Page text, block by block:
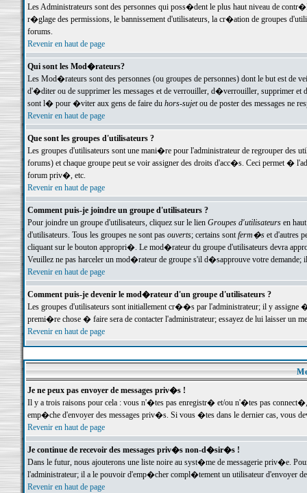
Les Administrateurs sont des personnes qui poss�dent le plus haut niveau de
r�glage des permissions, le bannissement d'utilisateurs, la cr�ation de groupes
forums.
Revenir en haut de page
Qui sont les Mod�rateurs?
Les Mod�rateurs sont des personnes (ou groupes de personnes) dont le but est de
d'�diter ou de supprimer les messages et de verrouiller, d�verrouiller, supprimer
sont l� pour �viter aux gens de faire du hors-sujetou de poster des messages ne
Revenir en haut de page
Que sont les groupes d'utilisateurs ?
Les groupes d'utilisateurs sont une mani�re pour l'administrateur de regrouper des
forums) et chaque groupe peut se voir assigner des droits d'acc�s. Ceci permet
forum priv�, etc.
Revenir en haut de page
Comment puis-je joindre un groupe d'utilisateurs ?
Pour joindre un groupe d'utilisateurs, cliquez sur le lien Groupes d'utilisateursen haut
d'utilisateurs. Tous les groupes ne sont pas ouverts; certains sontferm�set d'autres
cliquant sur le bouton appropri�. Le mod�rateur du groupe d'utilisateurs devra
Veuillez ne pas harceler un mod�rateur de groupe s'il d�sapprouve votre demande;
Revenir en haut de page
Comment puis-je devenir le mod�rateur d'un groupe d'utilisateurs ?
Les groupes d'utilisateurs sont initiallement cr��s par l'administrateur; il y
premi�re chose � faire sera de contacter l'administrateur; essayez de lui laisser un
Revenir en haut de page
Je ne peux pas envoyer de messages priv�s !
Il y a trois raisons pour cela : vous n'�tes pas enregistr� et/ou n'�tes pas
emp�che d'envoyer des messages priv�s. Si vous �tes dans le dernier cas, vous
Revenir en haut de page
Je continue de recevoir des messages priv�s non-d�sir�s !
Dans le futur, nous ajouterons une liste noire au syst�me de messagerie priv�e.
l'administrateur; il a le pouvoir d'emp�cher compl�tement un utilisateur d'envoyer
Revenir en haut de page